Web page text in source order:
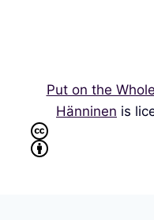
Put on the
Hänninen is